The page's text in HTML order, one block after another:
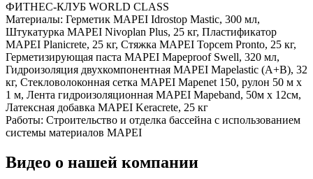
ФИТНЕС-КЛУБ WORLD CLASS
Материалы: Герметик MAPEI Idrostop Mastic, 300 мл,
Штукатурка MAPEI Nivoplan Plus, 25 кг, Пластификатор
MAPEI Planicrete, 25 кг, Стяжка MAPEI Topcem Pronto, 25 кг,
Герметизирующая паста MAPEI Mapeproof Swell, 320 мл,
Гидроизоляция двухкомпонентная MAPEI Mapelastic (А+B), 32
кг, Стекловолоконная сетка MAPEI Mapenet 150, рулон 50 м х
1 м, Лента гидроизоляционная MAPEI Mapeband, 50м x 12см,
Латексная добавка MAPEI Keracrete, 25 кг
Работы: Строительство и отделка бассейна с использованием
системы материалов MAPEI
Видео о нашей компании